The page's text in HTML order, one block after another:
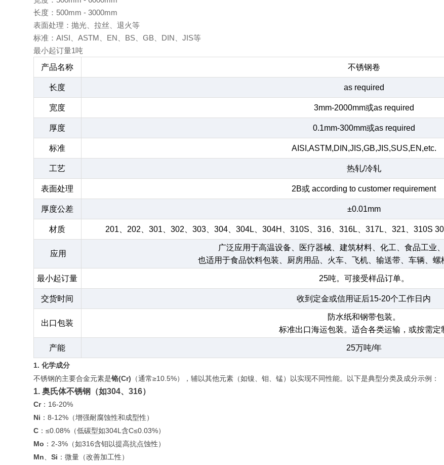
长度：500mm - 3000mm
表面处理：抛光、拉丝、退火等
标准：AISI、ASTM、EN、BS、GB、DIN、JIS等
最小起订量1吨
产品名称
不锈钢卷
长度 as required
宽度 3mm-2000mm或as required
厚度 0.1mm-300mm或as required
标准 AISI,ASTM,DIN,JIS,GB,JIS,SUS,EN,etc.
工艺 热轧/冷轧
表面处理 2B或 according to customer requirement
厚度公差 ±0.01mm
材质 201、202、301、302、303、304、304L、304H、310S、316、316L、317L、321、310S
应用
广泛应用于高温设备、医疗器械、建筑材料、化工、食品工业
也适用于食品饮料包装、厨房用品、火车、飞机、输送带、车辆、螺
最小起订量 25吨。可接受样品订单。
交货时间 收到定金或信用证后15-20个工作日内
出口包装
防水纸和钢带包装。
标准出口海运包装。适合各类运输，或按需定
产能 25万吨/年
1. 化学成分
不锈钢的主要合金元素是铬(Cr) （通常≥10.5%），辅以其他元素（如镍、钼、锰）以实现不同性能。以下是典型分类及成分示例：
1. 奥氏体不锈钢（如304、316）
Cr：16-20%
Ni ：8-12%（增强耐腐蚀性和成型性）
C：≤0.08%（低碳型如304L含C≤0.03%）
Mo ：2-3%（如316含钼以提高抗点蚀性）
Mn、 Si ：微量（改善加工性）